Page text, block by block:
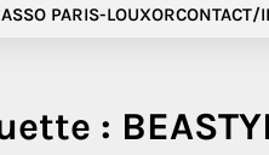
PARIS-LOUXORCONTACT/
: